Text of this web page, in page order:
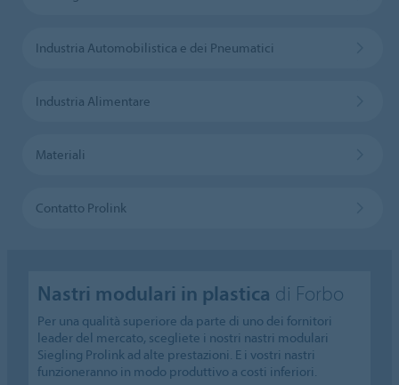
Industria Automobilistica e dei Pneumatici
Industria Alimentare
Materiali
Contatto Prolink
Nastri modulari in plastica di Forbo
Per una qualità superiore da parte di uno dei fornitori
leader del mercato, scegliete i nostri nastri modulari
Siegling Prolink ad alte prestazioni. E i vostri nastri
funzioneranno in modo produttivo a costi inferiori.